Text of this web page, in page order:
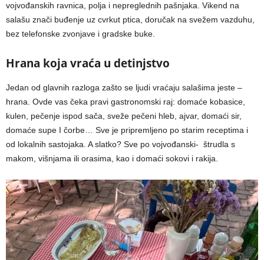
vojvođanskih ravnica, polja i nepreglednih pašnjaka. Vikend na
salašu znači buđenje uz cvrkut ptica, doručak na svežem vazduhu,
bez telefonske zvonjave i gradske buke.
Hrana koja vraća u detinjstvo
Jedan od glavnih razloga zašto se ljudi vraćaju salašima jeste –
hrana. Ovde vas čeka pravi gastronomski raj: domaće kobasice,
kulen, pečenje ispod sača, sveže pečeni hleb, ajvar, domaći sir,
domaće supe I čorbe… Sve je pripremljeno po starim receptima i
od lokalnih sastojaka. A slatko? Sve po vojvođanski- štrudla s
makom, višnjama ili orasima, kao i domaći sokovi i rakija.